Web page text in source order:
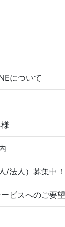
について
/法人）募集中！
ビスへのご要望